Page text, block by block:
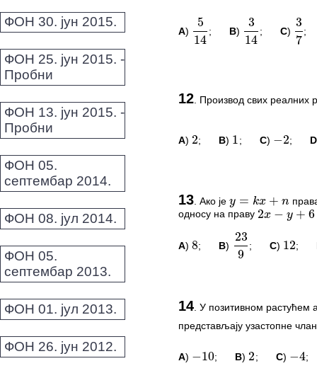
ФОН 30. јун 2015.
ФОН 25. јун 2015. -
Пробни
ФОН 13. јун 2015. -
Пробни
ФОН 05.
септембар 2014.
ФОН 08. јул 2014.
ФОН 05.
септембар 2013.
ФОН 01. јул 2013.
ФОН 26. јун 2012.
*Морате бити логовани
A) 514; B) 314; C) 37;
Овај задатак нема
*Морате бити логовани
12 Производ свих реалних
A) 2; B) 1; C) −2 ; D
Овај задатак нема
*Морате бити логовани
13 Ако је
=
y= kx +n
односу на праву
x − + =
2x− y+ 6= 0
A) 8; B) 239; C) 12;
Овај задатак нема
14 У позитивном растућем
представљају узастопне
A) −10 ; B) 2; C) −4 ;
sin 58∘
– –